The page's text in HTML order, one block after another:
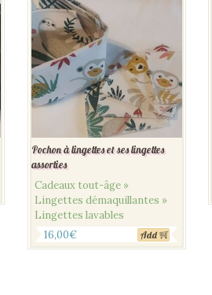
Pochon à lingettes et ses lingettes
assorties
Cadeaux tout-âge »
Lingettes démaquillantes »
Lingettes lavables
16,00€ Add